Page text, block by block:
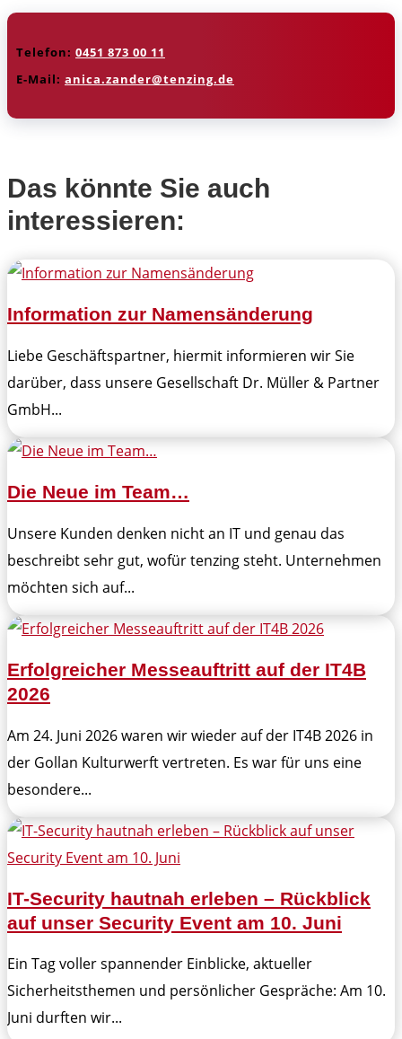
Telefon: 0451 873 00 11
E-Mail: anica.zander@tenzing.de
Das könnte Sie auch
interessieren:
Information zur Namensänderung
Liebe Geschäftspartner, hiermit informieren wir Sie
darüber, dass unsere Gesellschaft Dr. Müller & Partner
GmbH...
Die Neue im Team…
Unsere Kunden denken nicht an IT und genau das
beschreibt sehr gut, wofür tenzing steht. Unternehmen
möchten sich auf...
Erfolgreicher Messeauftritt auf der IT4B
2026
Am 24. Juni 2026 waren wir wieder auf der IT4B 2026 in
der Gollan Kulturwerft vertreten. Es war für uns eine
besondere...
IT-Security hautnah erleben – Rückblick
auf unser Security Event am 10. Juni
Ein Tag voller spannender Einblicke, aktueller
Sicherheitsthemen und persönlicher Gespräche: Am 10.
Juni durften wir...